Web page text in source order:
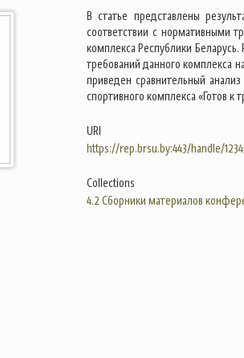
В статье представлены
соответствии с нормативными
комплекса Республики
требований данного комплекса
приведен сравнительный
спортивного комплекса «Готов к
URI
https://rep.brsu.by:443/handle/
Collections
4.2 Сборники материалов